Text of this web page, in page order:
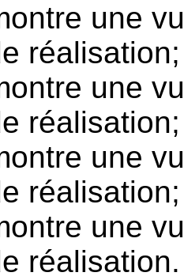
une
réalisation;
une
réalisation;
une
réalisation;
une
réalisation.